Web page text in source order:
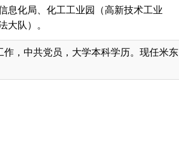
息化局、化工工业园（高新技术工业
队）。
，中共党员，大学本科学历。 现任米东